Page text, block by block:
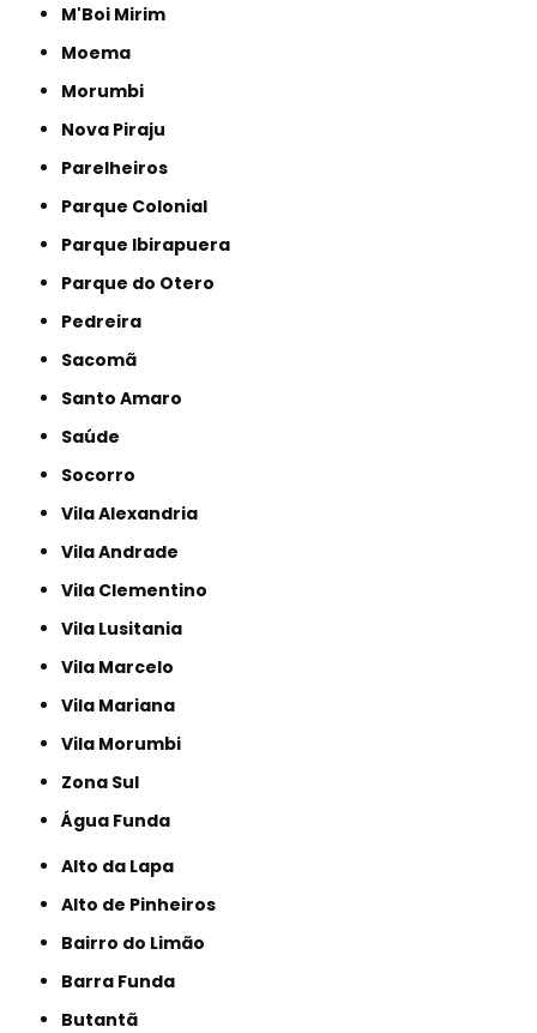
M'Boi Mirim
Moema
Morumbi
Nova Piraju
Parelheiros
Parque Colonial
Parque Ibirapuera
Parque do Otero
Pedreira
Sacomã
Santo Amaro
Saúde
Socorro
Vila Alexandria
Vila Andrade
Vila Clementino
Vila Lusitania
Vila Marcelo
Vila Mariana
Vila Morumbi
Zona Sul
Água Funda
Alto da Lapa
Alto de Pinheiros
Bairro do Limão
Barra Funda
Butantã